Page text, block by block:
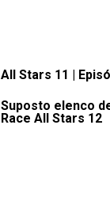
All Stars 11 |
Suposto elenco
Race All Stars 12